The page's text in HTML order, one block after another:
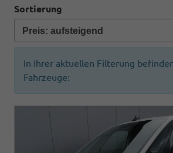
Sortierung
In Ihrer aktuellen Filterung
Fahrzeuge: